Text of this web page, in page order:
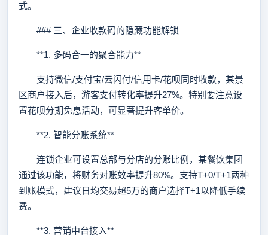
式。
### 三、企业收款码的隐藏功能解锁
**1. 多码合一的聚合能力**
支持微信/支付宝/云闪付/信用卡/花呗同时收款，某景
区商户接入后，游客支付转化率提升27%。特别要注意设
置花呗分期免息活动，可显著提升客单价。
**2. 智能分账系统**
连锁企业可设置总部与分店的分账比例，某餐饮集团
通过该功能，将财务对账效率提升80%。支持T+0/T+1两种
到账模式，建议日均交易超5万的商户选择T+1以降低手续
费。
**3. 营销中台接入**